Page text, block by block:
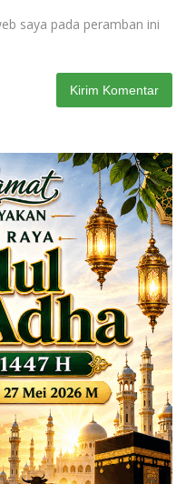
saya pada peramban ini